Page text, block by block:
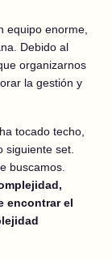
equipo enorme,
Debido al
organizarnos
la gestión y
tocado techo,
siguiente set.
buscamos.
encontrar el